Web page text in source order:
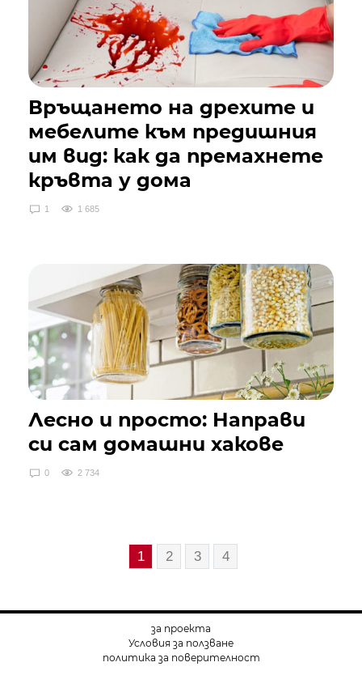
Връщането на дрехите и
мебелите към предишния
им вид: как да премахнете
кръвта у дома
1 1 685
Лесно и просто: Направи
си сам домашни хакове
0 2 734
1 2 3 4
за проекта
Условия за ползване
политика за поверителност